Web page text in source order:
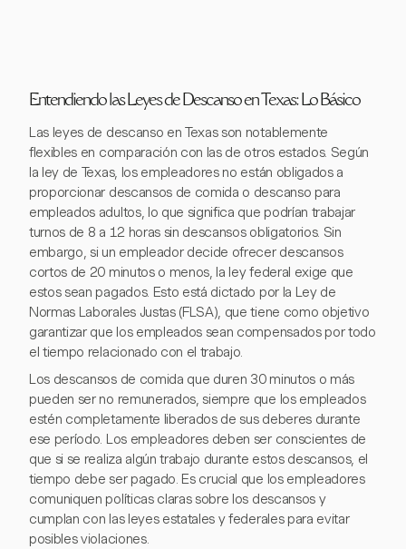
Entendiendo las Leyes de Descanso en Texas: Lo Básico
Las leyes de descanso en Texas son notablemente
flexibles en comparación con las de otros estados. Según
la ley de Texas, los empleadores no están obligados a
proporcionar descansos de comida o descanso para
empleados adultos, lo que significa que podrían trabajar
turnos de 8 a 12 horas sin descansos obligatorios. Sin
embargo, si un empleador decide ofrecer descansos
cortos de 20 minutos o menos, la ley federal exige que
estos sean pagados. Esto está dictado por la Ley de
Normas Laborales Justas (FLSA), que tiene como objetivo
garantizar que los empleados sean compensados por todo
el tiempo relacionado con el trabajo.
Los descansos de comida que duren 30 minutos o más
pueden ser no remunerados, siempre que los empleados
estén completamente liberados de sus deberes durante
ese período. Los empleadores deben ser conscientes de
que si se realiza algún trabajo durante estos descansos, el
tiempo debe ser pagado. Es crucial que los empleadores
comuniquen políticas claras sobre los descansos y
cumplan con las leyes estatales y federales para evitar
posibles violaciones.